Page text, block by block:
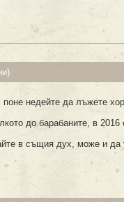
недейте да лъжете
до барабаните, в
в същия дух, може и да